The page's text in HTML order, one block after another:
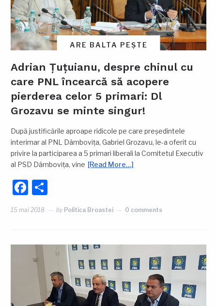
ARE BALTA PEȘTE
Adrian Țuțuianu, despre chinul cu
care PNL încearcă să acopere
pierderea celor 5 primari: Dl
Grozavu se minte singur!
După justificările aproape ridicole pe care președintele
interimar al PNL Dâmbovița, Gabriel Grozavu, le-a oferit cu
privire la participarea a 5 primari liberali la Comitetul Executiv
al PSD Dâmbovița, vine [Read More…]
Facebook
15 mai 2018 by Politica Broastei 0 comments